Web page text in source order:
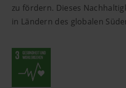
zu fördern. Dieses
in Ländern des globalen